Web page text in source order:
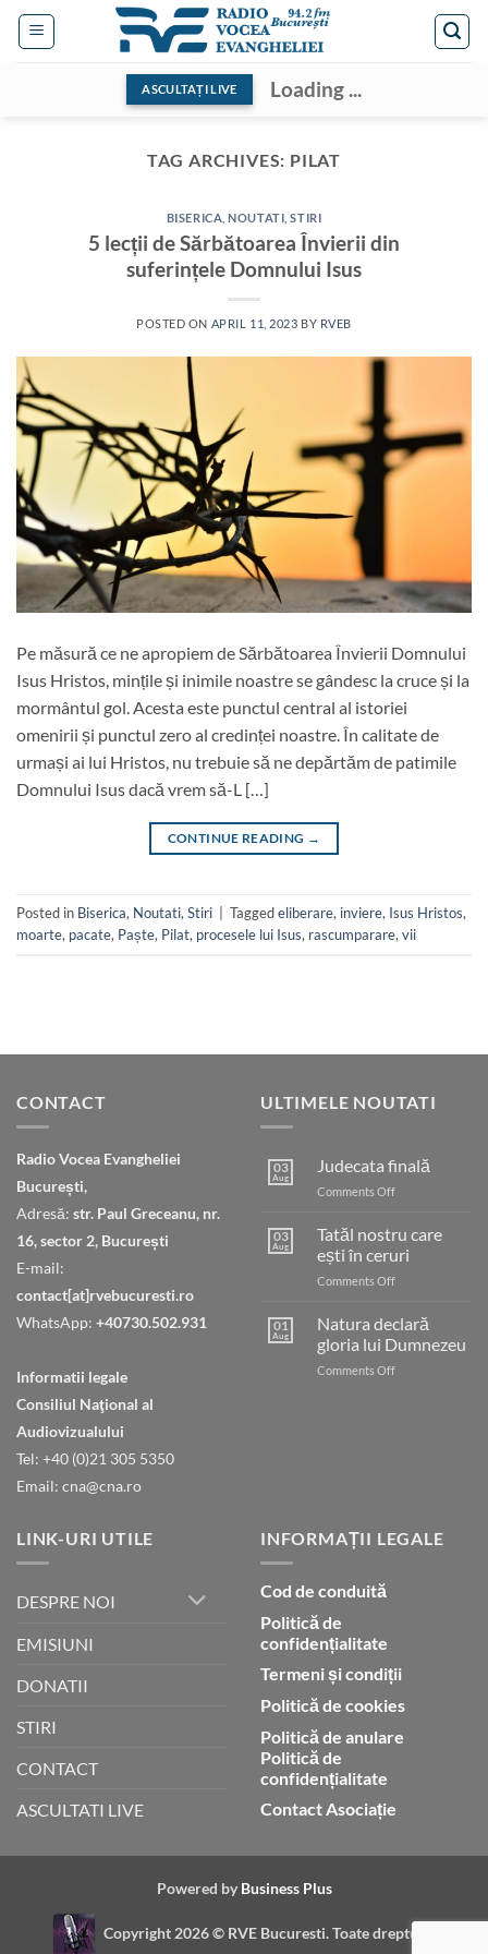
Skip
ASCULTAȚI LIVE Loading ...
TAG ARCHIVES: PILAT
BISERICA ,NOUTATI ,STIRI
5 lecții de Sărbătoarea Învierii din
suferințele Domnului Isus
POSTED ON APRIL 11, 2023 BY RVEB
Pe măsură ce ne apropiem de Sărbătoarea Învierii Domnului
Isus Hristos, mințile și inimile noastre se gândesc la cruce și la
mormântul gol. Acesta este punctul central al istoriei
omenirii și punctul zero al credinței noastre. În calitate de
urmași ai lui Hristos, nu trebuie să ne depărtăm de patimile
Domnului Isus dacă vrem să-L […]
CONTINUE READING →
Posted in Biserica, Noutati, Stiri Taggedeliberare, inviere, Isus Hristos,
moarte, pacate, Paște, Pilat, procesele lui Isus, rascumparare, vii
CONTACT
Radio Vocea Evangheliei
București,
Adresă: str. Paul Greceanu, nr.
16, sector 2, București
E-mail:
contact[at]rvebucuresti.ro
WhatsApp: +40730.502.931
Informatii legale
Consiliul Naţional al
Audiovizualului
Tel: +40 (0)21 305 5350
Email: cna@cna.ro
ULTIMELE NOUTATI
03
Aug
Judecata finală
Comments Offon
03
Aug
Tatăl nostru care
ești în ceruri
Comments Offon
nostru
care
ești
în
01
Aug
Natura declară
gloria lui Dumnezeu
Comments Offon
LINK-URI UTILE
DESPRE NOI
EMISIUNI
DONATII
STIRI
CONTACT
ASCULTATI LIVE
INFORMAȚII LEGALE
Cod de conduită
Politică de
confidențialitate
Termeni și condiții
Politică de cookies
Politică de anulare
Politică de
confidențialitate
Contact Asociație
Powered by Business Plus
Copyright 2026 © RVE Bucuresti. Toate drepturile